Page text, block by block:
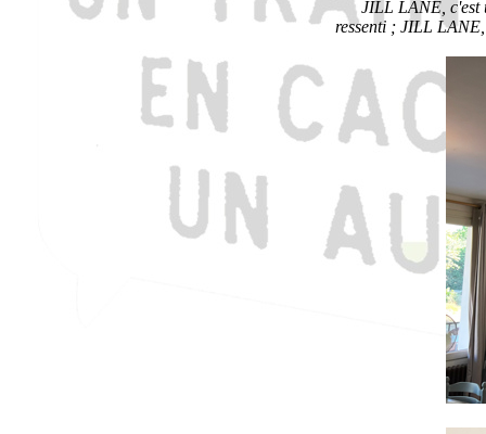
JILL LANE, c'est
ressenti ; JILL